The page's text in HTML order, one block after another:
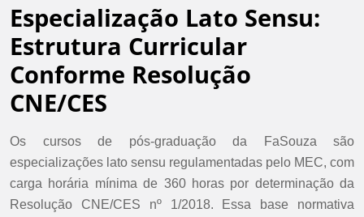
Especialização Lato Sensu:
Estrutura Curricular
Conforme Resolução
CNE/CES
Os cursos de pós-graduação da FaSouza são
especializações lato sensu regulamentadas pelo MEC, com
carga horária mínima de 360 horas por determinação da
Resolução CNE/CES nº 1/2018. Essa base normativa